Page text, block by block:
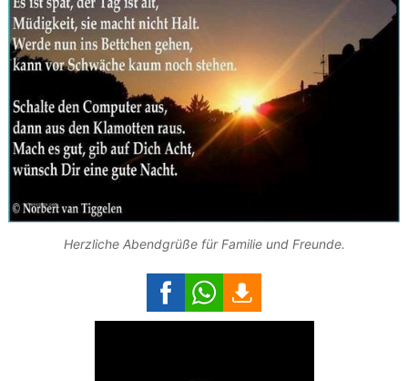
Herzliche Abendgrüße für Familie und Freunde.